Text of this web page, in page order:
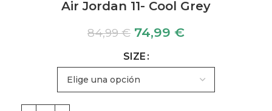
Air Jordan 11- Cool Grey
84,99€ 74,99 €
SIZE